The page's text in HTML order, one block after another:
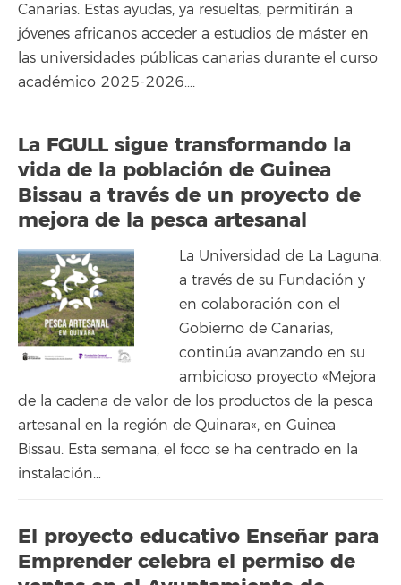
Canarias. Estas ayudas, ya resueltas, permitirán a
jóvenes africanos acceder a estudios de máster en
las universidades públicas canarias durante el curso
académico 2025-2026….
La FGULL sigue transformando la
vida de la población de Guinea
Bissau a través de un proyecto de
mejora de la pesca artesanal
La Universidad de La Laguna,
a través de su Fundación y
en colaboración con el
Gobierno de Canarias,
continúa avanzando en su
ambicioso proyecto «Mejora
de la cadena de valor de los productos de la pesca
artesanal en la región de Quinara«, en Guinea
Bissau. Esta semana, el foco se ha centrado en la
instalación…
El proyecto educativo Enseñar para
Emprender celebra el permiso de